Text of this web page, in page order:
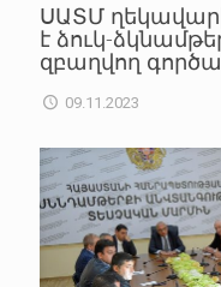
ՍԱՏՄ
է ձուկ-
զբաղվող
09.11.2023